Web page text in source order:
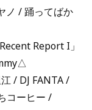
ノ / 踊ってばか
Report I」
/ DJ FANTA /
コーヒー /